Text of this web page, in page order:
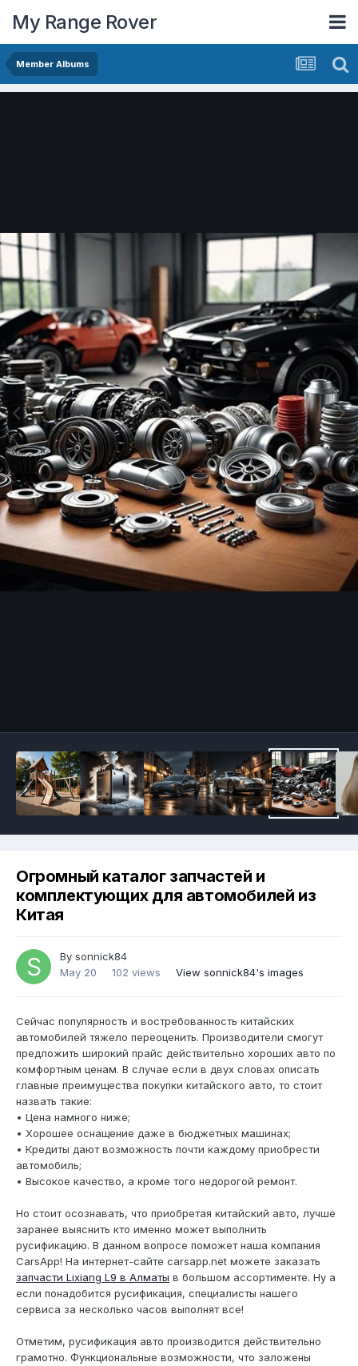
My Range Rover
Member Albums
Огромный каталог запчастей и
комплектующих для автомобилей из
Китая
By sonnick84
May 20
102 views View sonnick84's images
Сейчас популярность и востребованность китайских
автомобилей тяжело переоценить. Производители смогут
предложить широкий прайс действительно хороших авто по
комфортным ценам. В случае если в двух словах описать
главные преимущества покупки китайского авто, то стоит
назвать такие:
• Цена намного ниже;
• Хорошее оснащение даже в бюджетных машинах;
• Кредиты дают возможность почти каждому приобрести
автомобиль;
• Высокое качество, а кроме того недорогой ремонт.
Но стоит осознавать, что приобретая китайский авто, лучше
заранее выяснить кто именно может выполнить
русификацию. В данном вопросе поможет наша компания
CarsApp! На интернет-сайте carsapp.net можете заказать
запчасти Lixiang L9 в Алматы в большом ассортименте. Ну а
если понадобится русификация, специалисты нашего
сервиса за несколько часов выполнят все!
Отметим, русификация авто производится действительно
грамотно. Функциональные возможности, что заложены